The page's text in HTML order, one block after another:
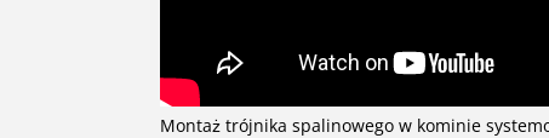
Montaż trójnika spalinowego w kominie